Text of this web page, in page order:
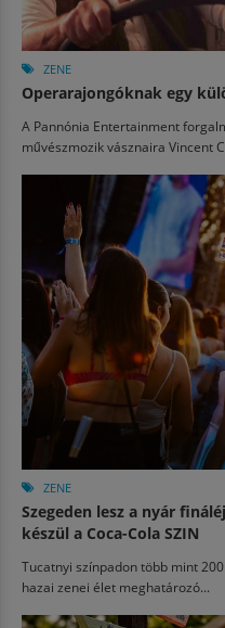
ZENE
Operarajongóknak egy
A Pannónia Entertainment
művészmozik vásznaira Vincent
ZENE
Szegeden lesz a nyár
készül a Coca-Cola SZIN
Tucatnyi színpadon több mint
hazai zenei élet meghatározó...